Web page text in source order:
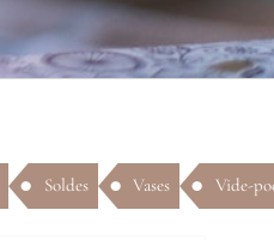
Soldes Vases Vide-